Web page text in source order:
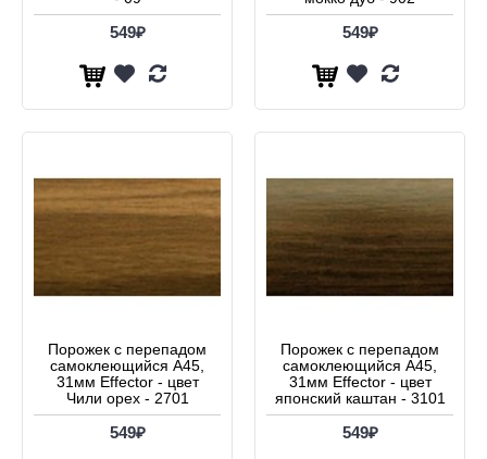
549₽ 549₽
Порожек с перепадом
самоклеющийся А45,
31мм Effector - цвет
Чили орех - 2701
549₽
Порожек с перепадом
самоклеющийся А45,
31мм Effector - цвет
японский каштан - 3101
549₽